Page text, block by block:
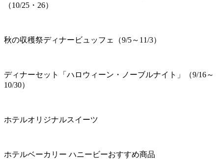
（10/25・26）
秋の収穫祭ディナービュッフェ（9/5～11/3）
ディナーセット「ハロウィーン・ノーブルナイト」（9/16～
10/30）
ホテルオリジナルスイーツ
ホテルベーカリー ハニービーおすすめ商品